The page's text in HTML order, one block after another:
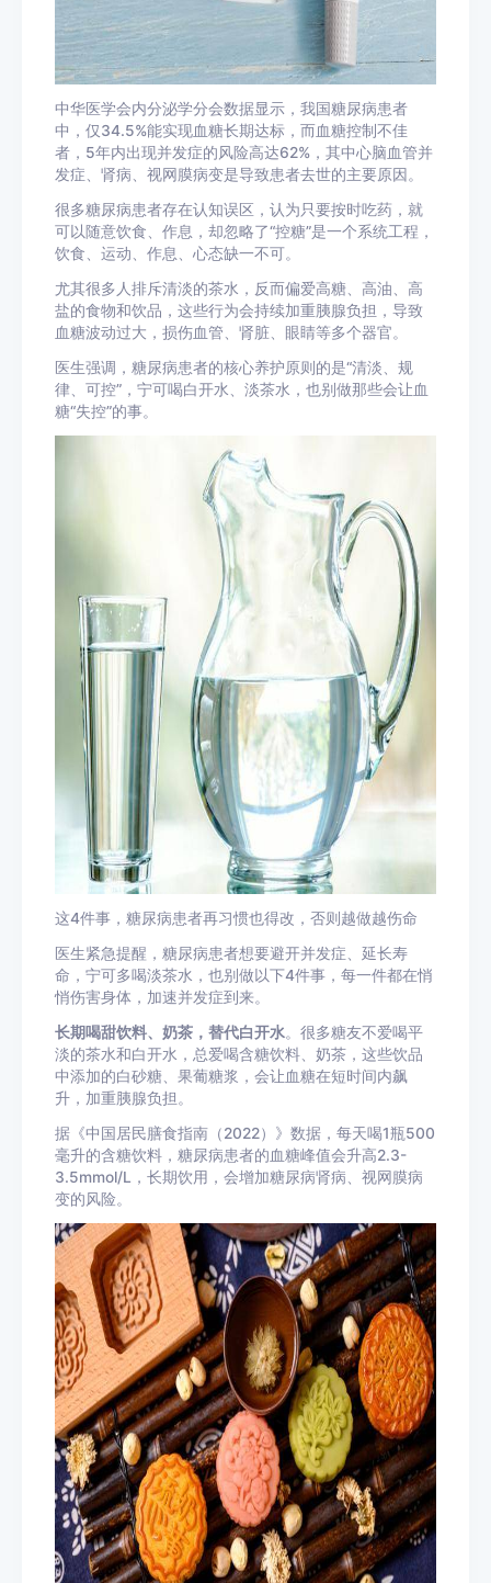
中华医学会内分泌学分会数据显示，我国糖尿病患者
中，仅34.5%能实现血糖长期达标，而血糖控制不佳
者，5年内出现并发症的风险高达62%，其中心脑血管并
发症、肾病、视网膜病变是导致患者去世的主要原因。
很多糖尿病患者存在认知误区，认为只要按时吃药，就
可以随意饮食、作息，却忽略了“控糖”是一个系统工程，
饮食、运动、作息、心态缺一不可。
尤其很多人排斥清淡的茶水，反而偏爱高糖、高油、高
盐的食物和饮品，这些行为会持续加重胰腺负担，导致
血糖波动过大，损伤血管、肾脏、眼睛等多个器官。
医生强调，糖尿病患者的核心养护原则的是“清淡、规
律、可控”，宁可喝白开水 、淡茶水，也别做那些会让血
糖“失控”的事。
这4件事，糖尿病患者再习惯也得改，否则越做越伤命
医生紧急提醒，糖尿病患者想要避开并发症、延长寿
命，宁可多喝淡茶水，也别做以下4件事，每一件都在悄
悄伤害身体，加速并发症到来。
长期喝甜饮料、奶茶，替代白开水。很多糖友不爱喝平
淡的茶水和白开水，总爱喝含糖饮料、奶茶，这些饮品
中添加的白砂糖、 果葡糖浆 ，会让血糖在短时间内飙
升，加重胰腺负担。
据《中国居民膳食指南（2022）》数据，每天喝1瓶500
毫升的含糖饮料，糖尿病患者的血糖峰值会升高2.3-
3.5mmol/L，长期饮用，会增加糖尿病肾病、视网膜病
变的风险。